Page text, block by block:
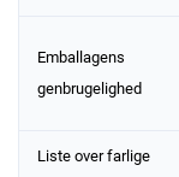
Emballagens
genbrugelighed
Liste over farlige